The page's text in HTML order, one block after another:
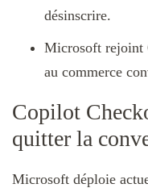
désinscrire.
Microsoft rejoint
au commerce
Copilot
quitter la
Microsoft déploie